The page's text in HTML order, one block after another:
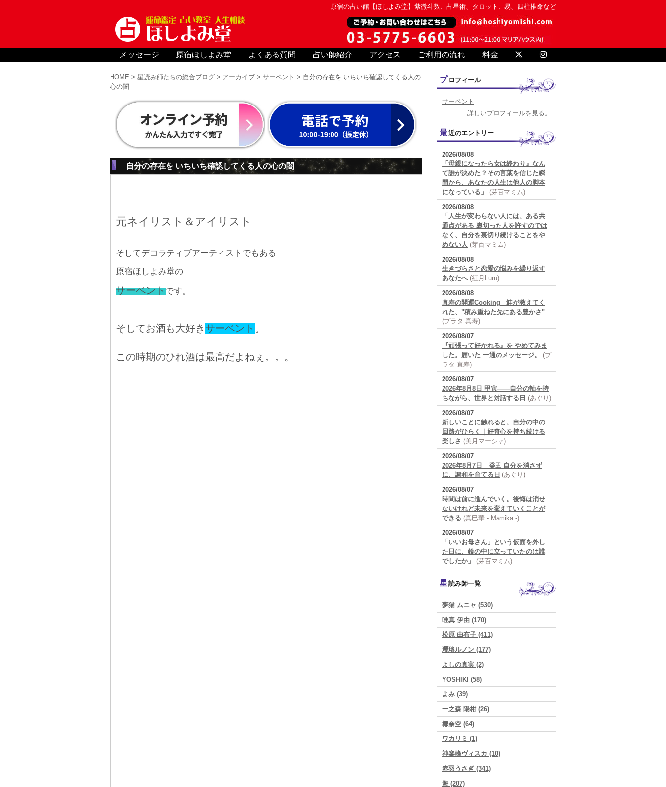
原宿の占い館【ほしよみ堂】紫微斗数、占星術、タロット、易、四柱推命など
メッセージ 原宿ほしよみ堂 よくある質問 占い師紹介 アクセス ご利用の流れ 料金
HOME > 星読み師たちの総合ブログ > アーカイブ > サーペント > 自分の存在を いちいち確認してくる人の
心の闇
自分の存在を いちいち確認してくる人の心の闇
元ネイリスト＆アイリスト
そしてデコラティブアーティストでもある
原宿ほしよみ堂の
サーペントです。
そしてお酒も大好き サーペント 。
この時期のひれ酒は最高だよねぇ。。。
プロフィール
サーペント
詳しいプロフィールを見る。
最近のエントリー
2026/08/08
「母親になったら女は終わり』なん
て誰が決めた？その言葉を信じた瞬
間から、あなたの人生は他人の脚本
になっている」
(芽百マミム)
2026/08/08
「人生が変わらない人には、ある共
通点がある 裏切った人を許すのでは
なく、自分を裏切り続けることをや
めない人 (芽百マミム)
2026/08/08
生きづらさと恋愛の悩みを繰り返す
あなたへ (紅月Luru)
2026/08/08
真寿の開運Cooking 鮭が教えてく
れた、"積み重ねた先にある豊かさ"
(プラタ 真寿)
2026/08/07
『頑張って好かれる』を やめてみま
した。届いた 一通のメッセージ。
(プ
ラタ 真寿)
2026/08/07
2026年8月8日 甲寅――自分の軸を持
ちながら、世界と対話する日 (あぐり)
2026/08/07
新しいことに触れると、自分の中の
回路がひらく｜好奇心を持ち続ける
楽しさ (美月マーシャ)
2026/08/07
2026年8月7日 癸丑 自分を消さず
に、調和を育てる日 (あぐり)
2026/08/07
時間は前に進んでいく。後悔は消せ
ないけれど未来を変えていくことが
できる (真巳華 - Mamika -)
2026/08/07
「いいお母さん」という仮面を外し
た日に、鏡の中に立っていたのは誰
でしたか」
(芽百マミム)
星読み師一覧
夢猫 ムニャ (530)
唯真 伊由 (170)
松原 由布子 (411)
瓔珞ルノン (177)
よしの真実 (2)
YOSHIKI (58)
よみ (39)
一之森 陽柑 (26)
椰奈空 (64)
ワカリミ (1)
神楽峰ヴィスカ (10)
赤羽うさぎ (341)
海 (207)